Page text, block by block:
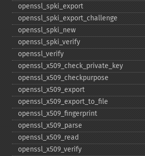
openssl_​spki_​export
openssl_​spki_​export_​challenge
openssl_​spki_​new
openssl_​spki_​verify
openssl_​verify
openssl_​x509_​check_​private_​key
openssl_​x509_​checkpurpose
openssl_​x509_​export
openssl_​x509_​export_​to_​file
openssl_​x509_​fingerprint
openssl_​x509_​parse
openssl_​x509_​read
openssl_​x509_​verify